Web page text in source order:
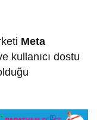
Meta
kullanıcı dostu